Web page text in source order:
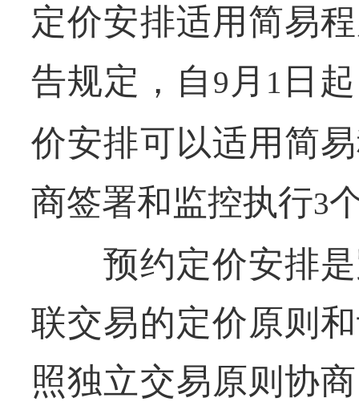
定价安排适用简易
告规定，自 9 月 1 日
价安排可以适用简
商签署和监控执行3
预约定价安排是
联交易的定价原则
照独立交易原则协